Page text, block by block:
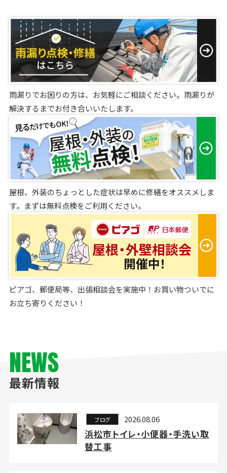
雨漏りでお困りの方は、お気軽にご相談ください。雨漏りが
解決するまでお付き合いいたします。
屋根、外装のちょっとした症状は早めに修繕をオススメしま
す。まずは無料点検をご利用ください。
ピアゴ、郵便局等、出張相談会を実施中！お買い物ついでに
お立ち寄りください！
NEWS
最新情報
ブログ 2026.08.06
浜松市トイレ・小便器・手洗い取
替工事